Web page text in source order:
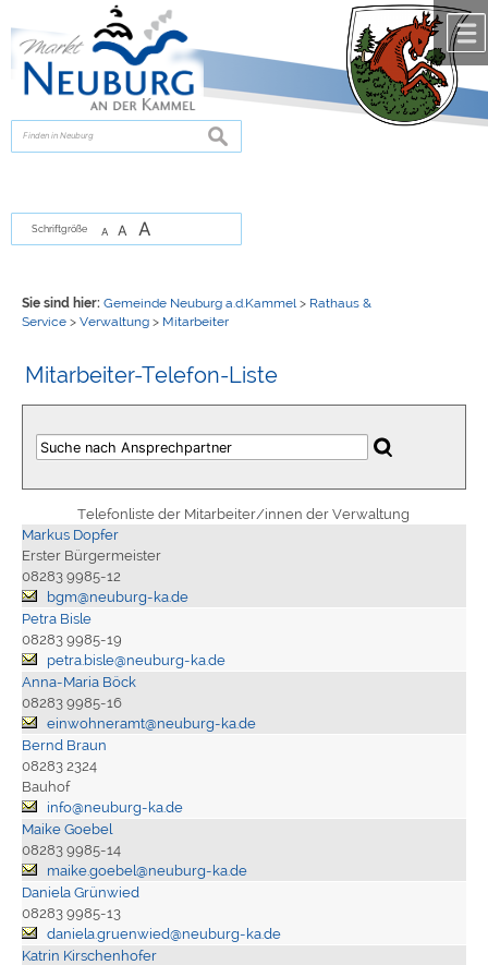
zur Navigationoder
springen.
suchen
Schriftgröße A A A
Sie sind hier: Gemeinde Neuburg a.d.Kammel > Rathaus &
Service> Verwaltung> Mitarbeiter
Mitarbeiter-Telefon-Liste
Telefonliste der Mitarbeiter/innen der Verwaltung
Markus Dopfer
Erster Bürgermeister
08283 9985-12
bgm@neuburg-ka.de
Petra Bisle
08283 9985-19
petra.bisle@neuburg-ka.de
Anna-Maria Böck
08283 9985-16
einwohneramt@neuburg-ka.de
Bernd Braun
08283 2324
Bauhof
info@neuburg-ka.de
Maike Goebel
08283 9985-14
maike.goebel@neuburg-ka.de
Daniela Grünwied
08283 9985-13
daniela.gruenwied@neuburg-ka.de
Katrin Kirschenhofer